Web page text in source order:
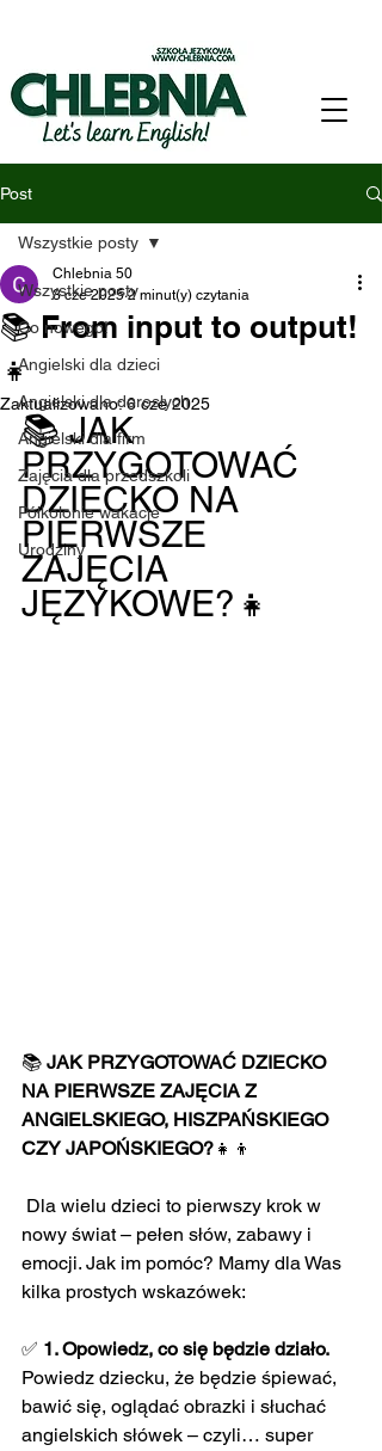
Post
Wszystkie posty
Co nowego!
Angielski dla dzieci
Angielski dla dorosłych
Angielski dla firm
Zajęcia dla przedszkoli
Półkolonie wakacje
Urodziny
Wszystkie posty
📚 From input to output!
👧
Chlebnia 50
3 cze 2025 2 minut(y) czytania
Zaktualizowano:6 cze 2025
📚 JAK
PRZYGOTOWAĆ
DZIECKO NA
PIERWSZE
ZAJĘCIA
JĘZYKOWE?👧
📚 JAK PRZYGOTOWAĆ DZIECKO
NA PIERWSZE ZAJĘCIA Z
ANGIELSKIEGO, HISZPAŃSKIEGO
CZY JAPOŃSKIEGO? 👧👦
Dla wielu dzieci to pierwszy krok w
nowy świat – pełen słów, zabawy i
emocji. Jak im pomóc? Mamy dla Was
kilka prostych wskazówek:
✅ 1. Opowiedz, co się będzie działo.
Powiedz dziecku, że będzie śpiewać,
bawić się, oglądać obrazki i słuchać
angielskich słówek – czyli… super